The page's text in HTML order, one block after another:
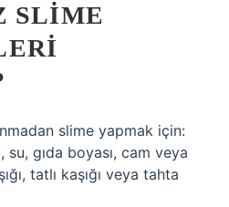
SLIME
slime yapmak için:
su, gıda boyası, cam veya
tatlı kaşığı veya tahta